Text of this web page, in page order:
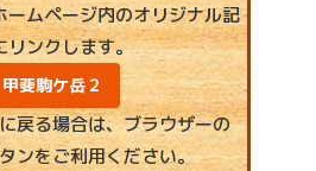
ームページ内のオリジナル記
リンクします。
甲斐駒ケ岳２
戻る場合は、ブラウザーの
ンをご利用ください。